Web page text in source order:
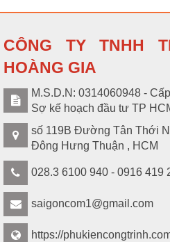
CÔNG TY TNHH
HOÀNG GIA
M.S.D.N: 0314060948 -
Sợ kế hoạch đầu tư TP
số 119B Đường Tân Thới
Đông Hưng Thuận , HCM
028.3 6100 940 - 0916 419
saigoncom1@gmail.com
https://